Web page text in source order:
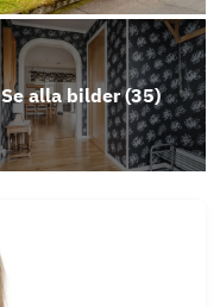
Se alla bilder (35)